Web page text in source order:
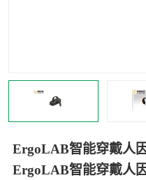
ErgoLAB智能穿戴人
ErgoLAB智能穿戴人